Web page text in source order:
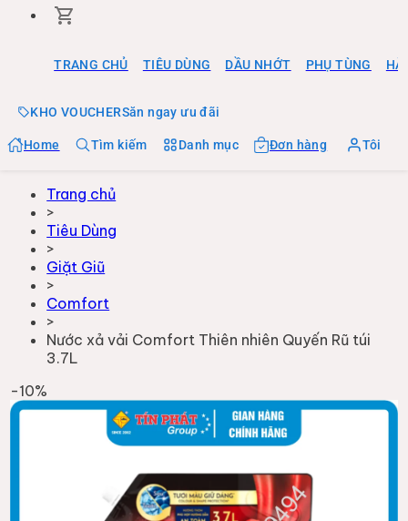
TRANG CHỦ TIÊU DÙNG DẦU NHỚT PHỤ TÙNG
KHO VOUCHERSăn ngay ưu đãi
Home Tìm kiếm Danh mục Đơn hàng Tôi
Trang chủ
>
Tiêu Dùng
>
Giặt Giũ
>
Comfort
>
Nước xả vải Comfort Thiên nhiên Quyến Rũ túi
3.7L
-10%